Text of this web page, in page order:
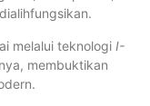
melalui teknologi I-
membuktikan